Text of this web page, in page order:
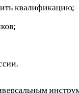
квалификацию;